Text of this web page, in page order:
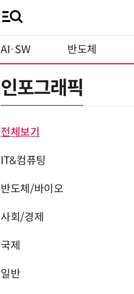
AI·SW 반도체
인포그래픽
전체보기
IT&컴퓨팅
반도체/바이오
사회/경제
국제
일반